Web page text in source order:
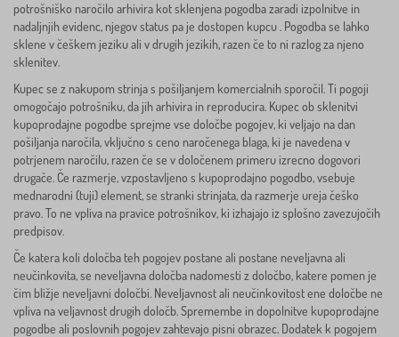
potrošniško naročilo arhivira kot sklenjena pogodba zaradi izpolnitve in
nadaljnjih evidenc, njegov status pa je dostopen kupcu . Pogodba se lahko
sklene v češkem jeziku ali v drugih jezikih, razen če to ni razlog za njeno
sklenitev.
Kupec se z nakupom strinja s pošiljanjem komercialnih sporočil. Ti pogoji
omogočajo potrošniku, da jih arhivira in reproducira. Kupec ob sklenitvi
kupoprodajne pogodbe sprejme vse določbe pogojev, ki veljajo na dan
pošiljanja naročila, vključno s ceno naročenega blaga, ki je navedena v
potrjenem naročilu, razen če se v določenem primeru izrecno dogovori
drugače. Če razmerje, vzpostavljeno s kupoprodajno pogodbo, vsebuje
mednarodni (tuji) element, se stranki strinjata, da razmerje ureja češko
pravo. To ne vpliva na pravice potrošnikov, ki izhajajo iz splošno zavezujočih
predpisov.
Če katera koli določba teh pogojev postane ali postane neveljavna ali
neučinkovita, se neveljavna določba nadomesti z določbo, katere pomen je
čim bližje neveljavni določbi. Neveljavnost ali neučinkovitost ene določbe ne
vpliva na veljavnost drugih določb. Spremembe in dopolnitve kupoprodajne
pogodbe ali poslovnih pogojev zahtevajo pisni obrazec. Dodatek k pogojem